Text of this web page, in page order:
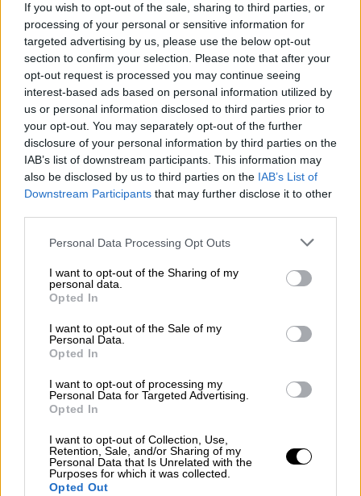
If you wish to opt-out of the sale, sharing to third parties, or
processing of your personal or sensitive information for
targeted advertising by us, please use the below opt-out
section to confirm your selection. Please note that after your
opt-out request is processed you may continue seeing
interest-based ads based on personal information utilized by
us or personal information disclosed to third parties prior to
your opt-out. You may separately opt-out of the further
disclosure of your personal information by third parties on the
IAB’s list of downstream participants. This information may
also be disclosed by us to third parties on the IAB’s List of
Downstream Participants that may further disclose it to other
Please note that this website/app uses one or more Google
not limited to your visit or usage behaviour. You may click to
grant or deny consent to Google and its third-party tags to
use your data for below specified purposes in below Google
consent section.
Personal Data Processing Opt Outs
I want to opt-out of the Sharing of my
personal data.
Opted In
I want to opt-out of the Sale of my
Personal Data.
Opted In
I want to opt-out of processing my
Personal Data for Targeted Advertising.
Opted In
I want to opt-out of Collection, Use,
Retention, Sale, and/or Sharing of my
Personal Data that Is Unrelated with the
Purposes for which it was collected.
Opted Out
Ελλάδα|31.08.2025 08:35
Τροχαίο στην Πάτρα: Συγκλονίζει ο
πατέρας της 8χρονης στο OPEN - «Το
παιδί μού λέει “μπαμπά ζω ένα όνειρο,
θέλω να ξυπνήσω”»
Να επενδύσουμε στην πρόληψη
έχει επενδύσει στην αποτροπή.
Ναι μεν ο
σκοπός του νόμου είναι η αποτροπή, αλλά
ουσιαστικά δεν έρχεται να μειώσει τα
και να εισπράξει.Είναι ένας νόμος
τιμωρητικός, εισπρακτικός και όχι
προληπτικός.
Διότι υπάρχει και ευρωπαϊκή
στρατηγική και μέχρι το 2030 που σκοπό
έχει τη μείωση έως και 50% των
θανατηφόρων τροχαίων, αλλά και με βάση το
όραμα του μηδενικού κινδύνου έως το 2050
δεν φαίνεται να έχει αποτέλεσμα. Γιατί;